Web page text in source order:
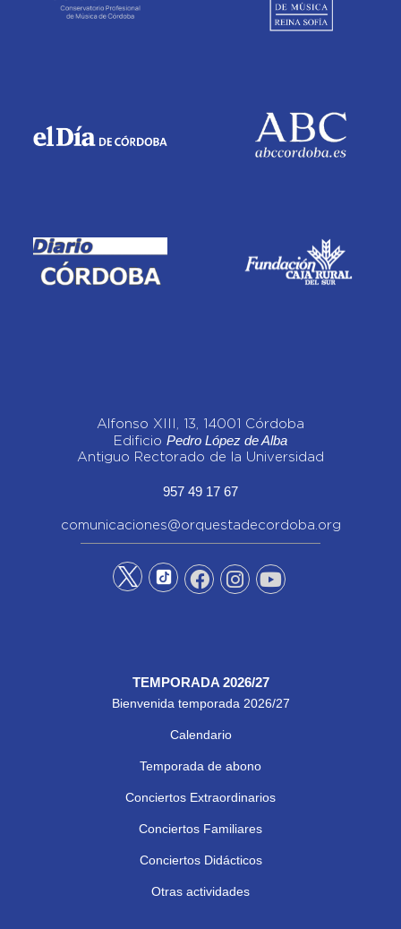
Alfonso XIII, 13, 14001 Córdoba
Edificio Pedro López de Alba
Antiguo Rectorado de la Universidad
957 49 17 67
comunicaciones@orquestadecordoba.org
TEMPORADA 2026/27
Bienvenida temporada 2026/27
Calendario
Temporada de abono
Conciertos Extraordinarios
Conciertos Familiares
Conciertos Didácticos
Otras actividades